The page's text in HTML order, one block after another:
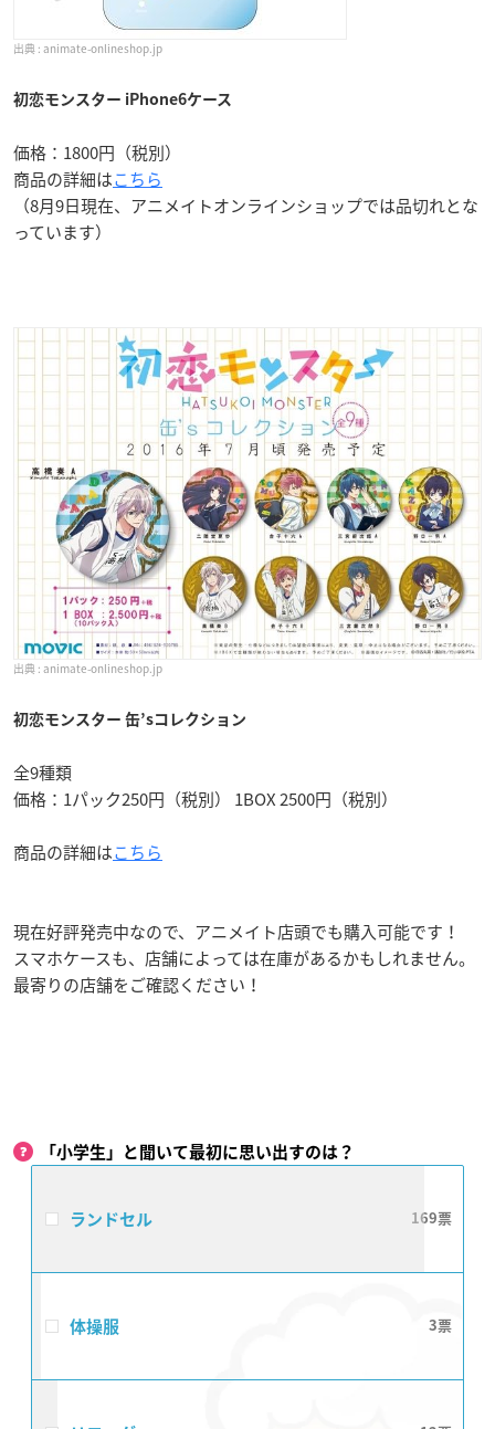
animate-onlineshop.jp
初恋モンスター iPhone6ケース
価格：1800円（税別）
商品の詳細はこちら
（8月9日現在、アニメイトオンラインショップでは品切れとな
っています）
animate-onlineshop.jp
初恋モンスター 缶’sコレクション
全9種類
価格：1パック250円（税別） 1BOX 2500円（税別）
商品の詳細はこちら
現在好評発売中なので、アニメイト店頭でも購入可能です！
スマホケースも、店舗によっては在庫があるかもしれません。
最寄りの店舗をご確認ください！
「小学生」と聞いて最初に思い出すのは？
ランドセル 169
体操服 3